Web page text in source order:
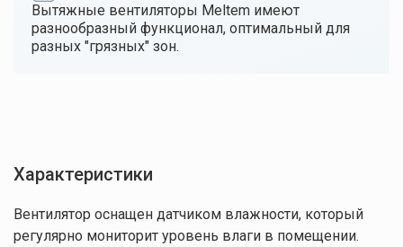
Вытяжные вентиляторы Meltem имеют
разнообразный функционал, оптимальный для
разных "грязных" зон.
Характеристики
Вентилятор оснащен датчиком влажности, который
регулярно мониторит уровень влаги в помещении.